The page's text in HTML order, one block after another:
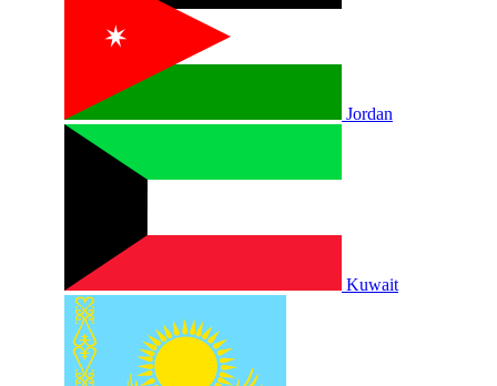
Jordan
Kuwait